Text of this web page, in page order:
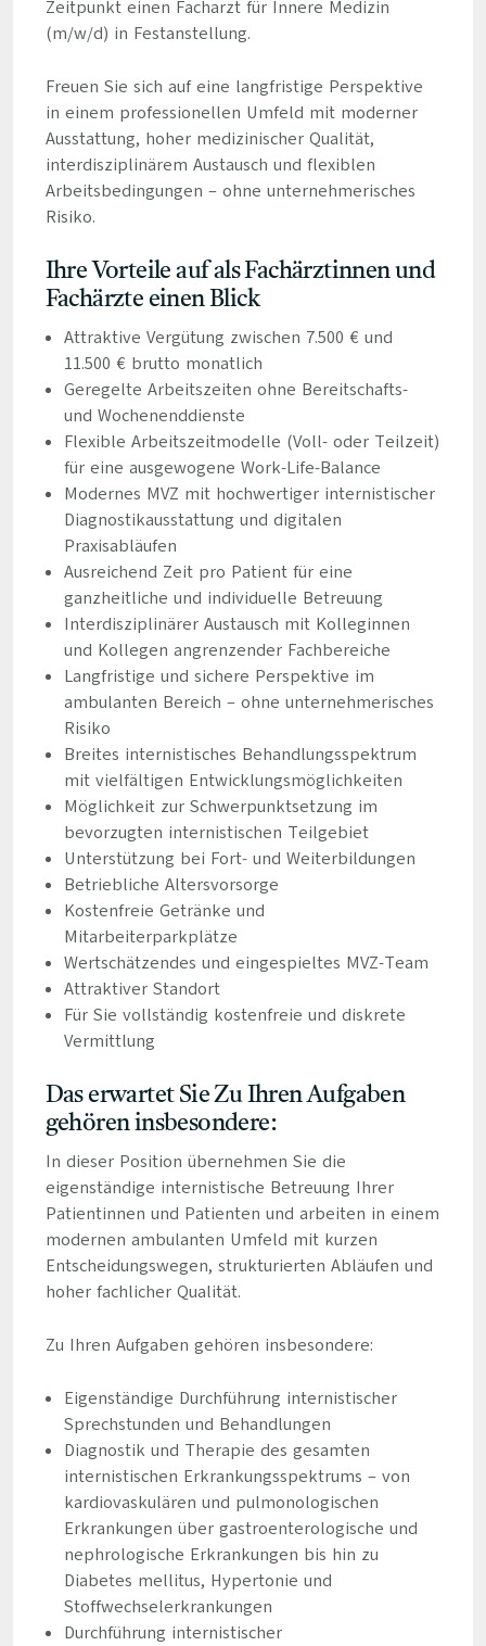
Zeitpunkt einen Facharzt für Innere Medizin
(m/w/d) in Festanstellung.
Freuen Sie sich auf eine langfristige Perspektive
in einem professionellen Umfeld mit moderner
Ausstattung, hoher medizinischer Qualität,
interdisziplinärem Austausch und flexiblen
Arbeitsbedingungen – ohne unternehmerisches
Risiko.
Ihre Vorteile auf als Fachärztinnen und
Fachärzte einen Blick
Attraktive Vergütung zwischen 7.500 € und
11.500 € brutto monatlich
Geregelte Arbeitszeiten ohne Bereitschafts-
und Wochenenddienste
Flexible Arbeitszeitmodelle (Voll- oder Teilzeit)
für eine ausgewogene Work-Life-Balance
Modernes MVZ mit hochwertiger internistischer
Diagnostikausstattung und digitalen
Praxisabläufen
Ausreichend Zeit pro Patient für eine
ganzheitliche und individuelle Betreuung
Interdisziplinärer Austausch mit Kolleginnen
und Kollegen angrenzender Fachbereiche
Langfristige und sichere Perspektive im
ambulanten Bereich – ohne unternehmerisches
Risiko
Breites internistisches Behandlungsspektrum
mit vielfältigen Entwicklungsmöglichkeiten
Möglichkeit zur Schwerpunktsetzung im
bevorzugten internistischen Teilgebiet
Unterstützung bei Fort- und Weiterbildungen
Betriebliche Altersvorsorge
Kostenfreie Getränke und
Mitarbeiterparkplätze
Wertschätzendes und eingespieltes MVZ-Team
Attraktiver Standort
Für Sie vollständig kostenfreie und diskrete
Vermittlung
Das erwartet Sie Zu Ihren Aufgaben
gehören insbesondere:
In dieser Position übernehmen Sie die
eigenständige internistische Betreuung Ihrer
Patientinnen und Patienten und arbeiten in einem
modernen ambulanten Umfeld mit kurzen
Entscheidungswegen, strukturierten Abläufen und
hoher fachlicher Qualität.
Zu Ihren Aufgaben gehören insbesondere:
Eigenständige Durchführung internistischer
Sprechstunden und Behandlungen
Diagnostik und Therapie des gesamten
internistischen Erkrankungsspektrums – von
kardiovaskulären und pulmonologischen
Erkrankungen über gastroenterologische und
nephrologische Erkrankungen bis hin zu
Diabetes mellitus, Hypertonie und
Stoffwechselerkrankungen
Durchführung internistischer